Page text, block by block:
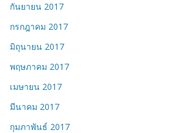
กันยายน 2017
กรกฎาคม 2017
มิถุนายน 2017
พฤษภาคม 2017
เมษายน 2017
มีนาคม 2017
กุมภาพันธ์ 2017